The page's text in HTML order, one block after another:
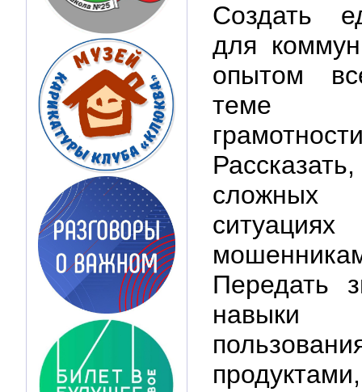
Создать
для
опытом
теме
ситуациях
Передать
навыки